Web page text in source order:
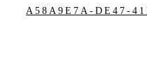
A58A9E7A-DE47-